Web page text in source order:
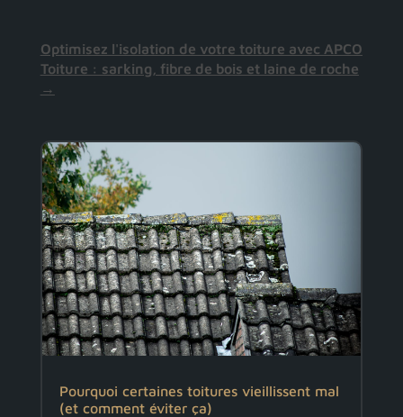
Optimisez l'isolation de votre toiture avec APCO
Toiture : sarking, fibre de bois et laine de roche
→
Pourquoi certaines toitures vieillissent mal
(et comment éviter ça)